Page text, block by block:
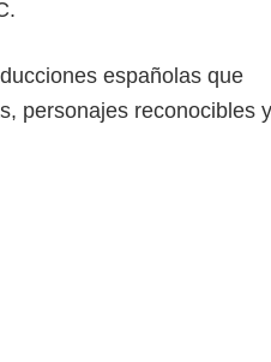
españolas que
personajes reconocibles y